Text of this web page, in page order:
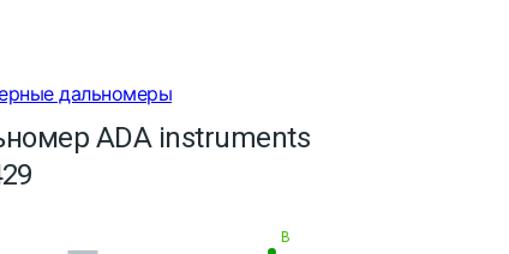
дальномеры
ADA instruments
В